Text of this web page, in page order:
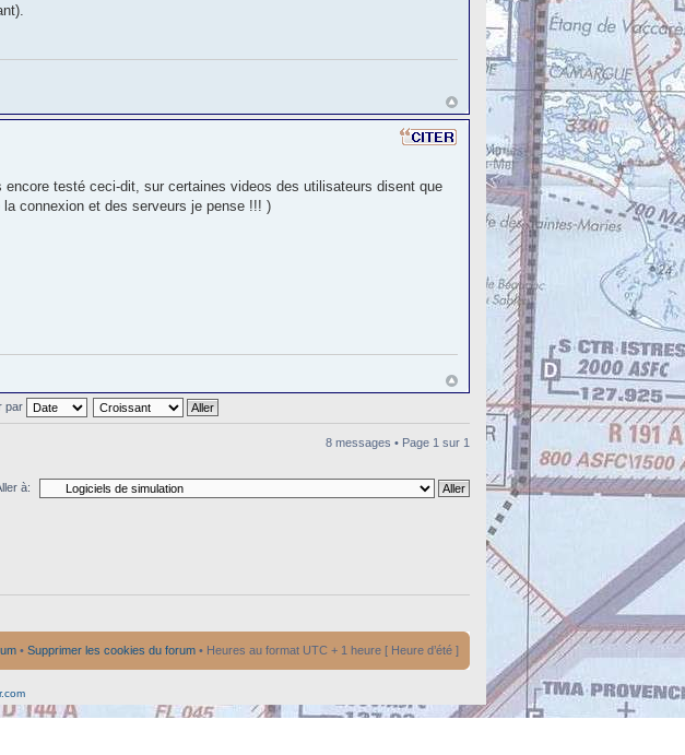
testé ceci-dit, sur certaines videos des utilisateurs disent que
connexion et des serveurs je pense !!! )
par
8 messages • Page 1 sur 1
à:
• Supprimer les cookies du forum • Heures au format UTC + 1 heure [ Heure d’été ]